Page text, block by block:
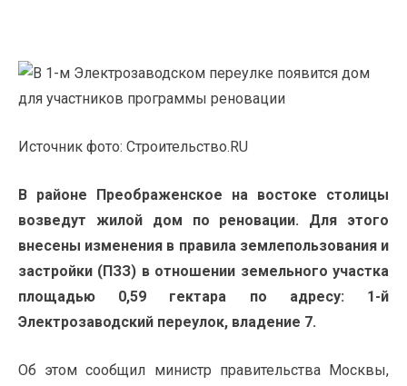
Источник фото: Строительство.RU
В районе Преображенское на востоке столицы
возведут жилой дом по реновации. Для этого
внесены изменения в правила землепользования и
застройки (ПЗЗ) в отношении земельного участка
площадью 0,59 гектара по адресу: 1-й
Электрозаводский переулок, владение 7.
Об этом сообщил министр правительства Москвы,